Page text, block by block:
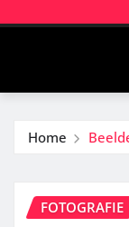
Home
FOTOGRAFIE